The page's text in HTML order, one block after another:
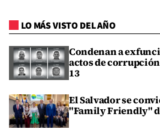
LO MÁS VISTO DEL AÑO
Condenan a
actos de
13
El Salvador se
"Family Friendly"